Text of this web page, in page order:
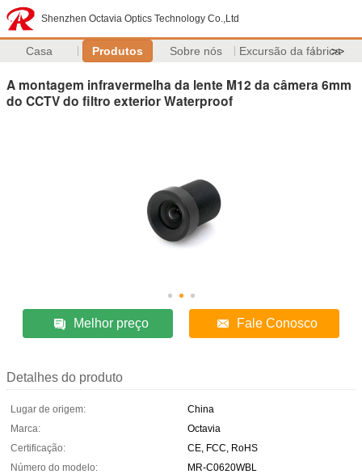
Shenzhen Octavia Optics Technology Co.,Ltd
Casa Produtos Sobre nós Excursão da fábrica
>>
A montagem infravermelha da lente M12 da câmera 6mm
do CCTV do filtro exterior Waterproof
Melhor preço Fale Conosco
Detalhes do produto
Lugar de origem:
China
Marca:
Octavia
Certificação:
CE, FCC, RoHS
Número do modelo:
MR-C0620WBL